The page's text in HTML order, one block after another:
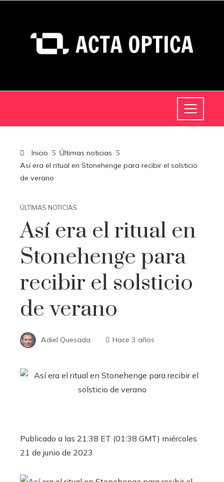
Inicio
Últimas noticias
Así era el ritual en Stonehenge para recibir el solsticio
de verano
ÚLTIMAS NOTICIAS
Así era el ritual en
Stonehenge para
recibir el solsticio
de verano
Adiel Quesada Hace 3 años
Publicado a las 21:38 ET (01:38 GMT) miércoles
21 de junio de 2023